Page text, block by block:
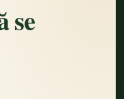
se